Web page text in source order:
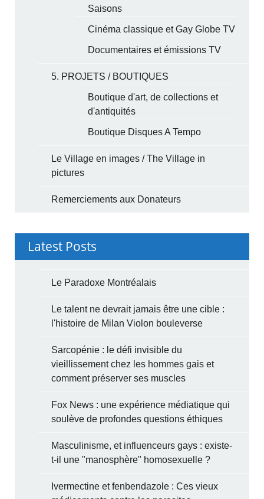
Saisons
Cinéma classique et Gay Globe TV
Documentaires et émissions TV
5. PROJETS / BOUTIQUES
Boutique d'art, de collections et
d'antiquités
Boutique Disques A Tempo
Le Village en images / The Village in
pictures
Remerciements aux Donateurs
Latest Posts
Le Paradoxe Montréalais
Le talent ne devrait jamais être une cible :
l'histoire de Milan Violon bouleverse
Sarcopénie : le défi invisible du
vieillissement chez les hommes gais et
comment préserver ses muscles
Fox News : une expérience médiatique qui
soulève de profondes questions éthiques
Masculinisme, et influenceurs gays : existe-
t-il une "manosphère" homosexuelle ?
Ivermectine et fenbendazole : Ces vieux